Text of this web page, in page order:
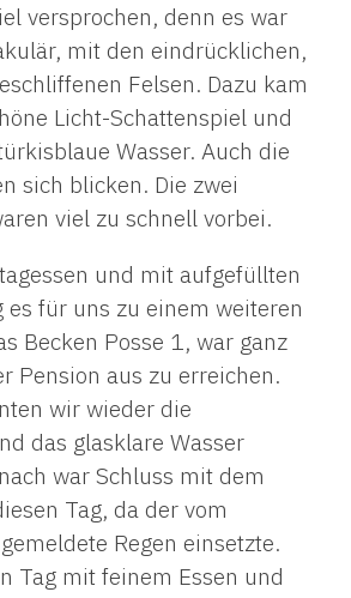
versprochen, denn es war
mit den eindrücklichen,
Felsen. Dazu kam
Licht-Schattenspiel und
Wasser. Auch die
sich blicken. Die zwei
viel zu schnell vorbei.
und mit aufgefüllten
es für uns zu einem weiteren
Becken Posse 1, war ganz
Pension aus zu erreichen.
wir wieder die
das glasklare Wasser
war Schluss mit dem
Tag, da der vom
Regen einsetzte.
Tag mit feinem Essen und